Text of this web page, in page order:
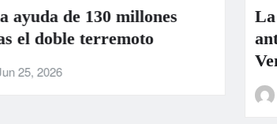
La ONU llama a la colaboración
ante los “devastadores”